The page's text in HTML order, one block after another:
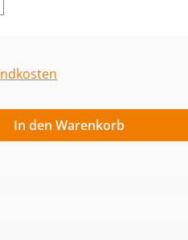
gewünschten
In den Warenkorb